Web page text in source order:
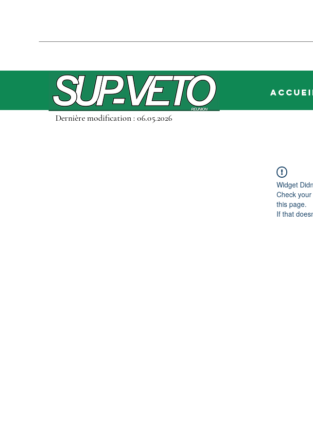
Dernière modification : 06.05.2026
Widget
Check
this page.
If that